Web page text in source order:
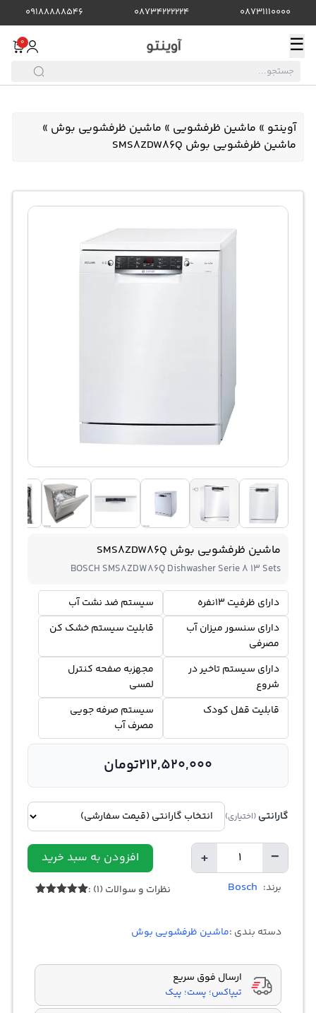
08731110000
08734222224
09188888546
☰
0
آوینتو » ماشین ظرفشویی » ماشین ظرفشویی بوش »
ماشین ظرفشویی بوش SMS8ZDW86Q
ماشین ظرفشویی بوش SMS8ZDW86Q
BOSCH SMS8ZDW86Q Dishwasher Serie 8 13 Sets
دارای ظرفیت 13نفره
سیستم ضد نشت آب
دارای سنسور میزان آب
مصرفی
قابلیت سیستم خشک کن
دارای سيستم تاخیر در
شروع
مجهزبه صفحه کنترل
لمسی
قابلیت قفل کودک
سیستم صرفه جویی
مصرف آب
212,520,000تومان
گارانتی (اختیاری)
−
تعداد + افزودن به سبد خرید
برند: Bosch نظرات و سوالات (1) :
دسته بندی :ماشین ظرفشویی بوش
ارسال فوق سریع
تیپاکس؛ پست؛ پیک